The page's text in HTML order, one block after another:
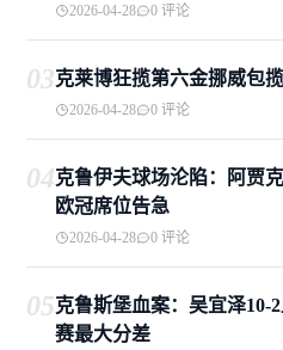
2026-04-28 0 评论
03克莱博狂揽第六金挪威包
2026-04-28 0 评论
04克鲁伊夫球场沦陷：阿贾
欧冠席位告急
2026-04-28 0 评论
05克鲁斯堡血案：吴宜泽10-
赛最大分差